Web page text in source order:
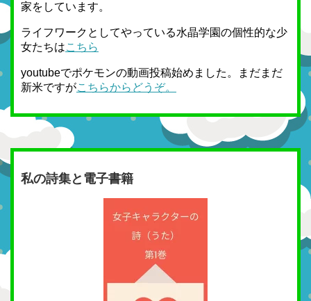
家をしています。
ライフワークとしてやっている水晶学園の個性的な少
女たちはこちら
youtubeでポケモンの動画投稿始めました。まだまだ
新米ですがこちらからどうぞ。
私の詩集と電子書籍